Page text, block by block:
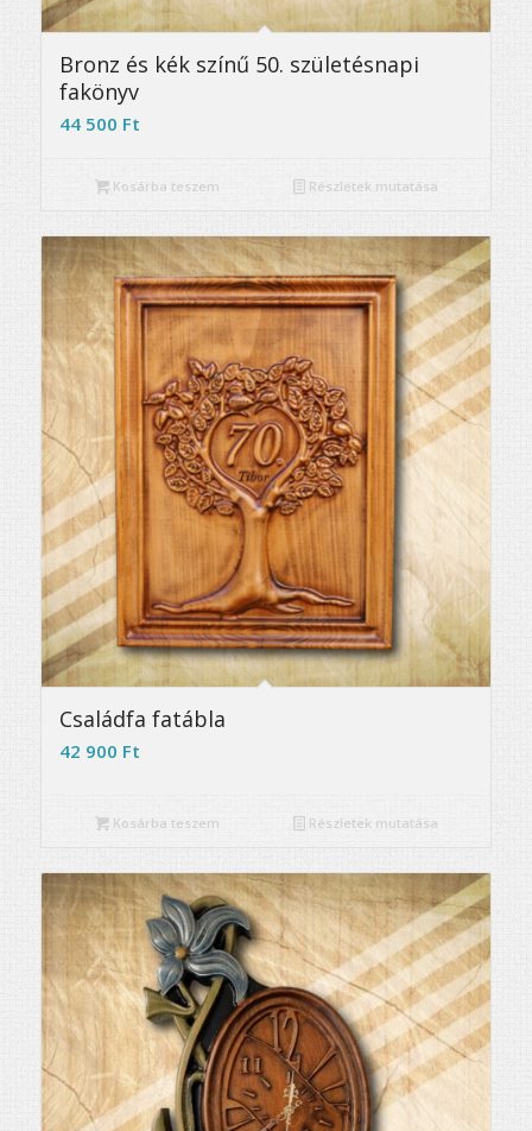
5.00
Bronz és kék színű 50. születésnapi
fakönyv
44 500 Ft
Kosárba teszem Részletek mutatása
5.00
Családfa fatábla
42 900 Ft
Kosárba teszem Részletek mutatása